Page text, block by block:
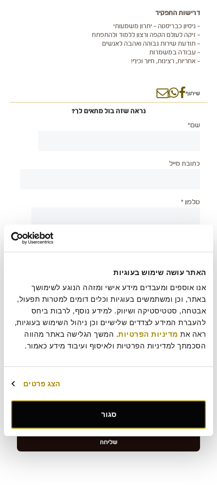
האתר עושה שימוש בעוגיות
ראה את מדיניות הפרטיות
הסכמתך למדיניות הפרטיות ולאיסוף ועיבוד מידע כאמור.
הצג פרטים
סגור
דרישות התפקיד
– ניסיון כבריסטה – יתרון משמעותי
– זיקה לעולם הקפה ורצון ללמוד ולהתפתח
– תודעת שירות גבוהה ואהבה לאנשים
– עבודה במשמרות
– אחריות, רצינות, חיוך וכיף!
שיתוף
נראה שזה בול מתאים לך?
שם*
כתובת מייל
טלפון *
בעת שליחת טופס זה אני מאשר/ת כי קראתי אתמדיניות
הפרטיות של רולדין
?